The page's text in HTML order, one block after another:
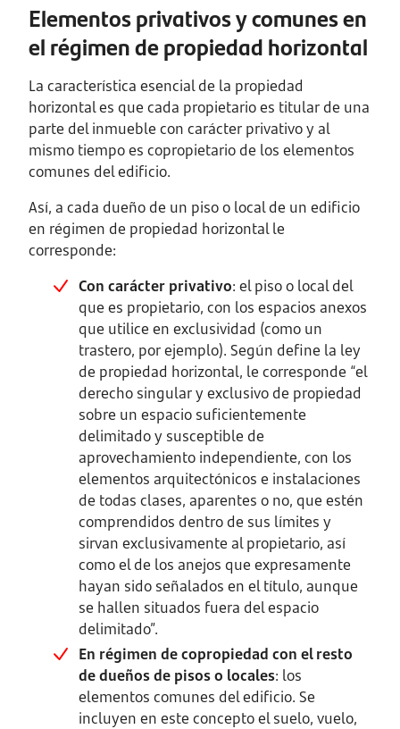
Elementos privativos y comunes en
el régimen de propiedad horizontal
La característica esencial de la propiedad
horizontal es que cada propietario es titular de una
parte del inmueble con carácter privativo y al
mismo tiempo es copropietario de los elementos
comunes del edificio.
Así, a cada dueño de un piso o local de un edificio
en régimen de propiedad horizontal le
corresponde:
Con carácter privativo: el piso o local del
que es propietario, con los espacios anexos
que utilice en exclusividad (como un
trastero, por ejemplo). Según define la ley
de propiedad horizontal, le corresponde “el
derecho singular y exclusivo de propiedad
sobre un espacio suficientemente
delimitado y susceptible de
aprovechamiento independiente, con los
elementos arquitectónicos e instalaciones
de todas clases, aparentes o no, que estén
comprendidos dentro de sus límites y
sirvan exclusivamente al propietario, así
como el de los anejos que expresamente
hayan sido señalados en el título, aunque
se hallen situados fuera del espacio
delimitado”.
En régimen de copropiedad con el resto
de dueños de pisos o locales: los
elementos comunes del edificio. Se
incluyen en este concepto el suelo, vuelo,